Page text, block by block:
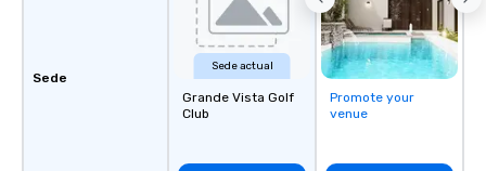
to bring this level of hospitality and
excellence to next year’s conference.
Sede
Sede actual
Grande Vista Golf
Club
Promote your
venue